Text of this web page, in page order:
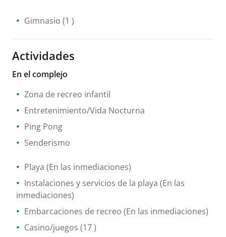
Gimnasio (1 )
Actividades
En el complejo
Zona de recreo infantil
Entretenimiento/Vida Nocturna
Ping Pong
Senderismo
Playa (En las inmediaciones)
Instalaciones y servicios de la playa (En las
inmediaciones)
Embarcaciones de recreo (En las inmediaciones)
Casino/juegos (17 )